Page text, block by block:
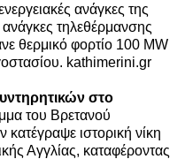
ανάγκες της
τηλεθέρμανσης
θερμικό φορτίο 100 MW
kathimerini.gr
στο
του Βρετανού
ιστορική νίκη
Αγγλίας, καταφέροντας